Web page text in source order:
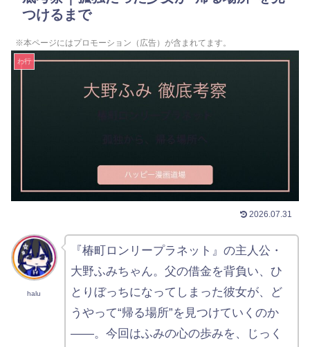
つけるまで
※本ページにはプロモーション（広告）が含まれてます。
わ行
2026.07.31
halu
『椿町ロンリープラネット』の主人公・
大野ふみちゃん。父の借金を背負い、ひ
とりぼっちになってしまった彼女が、ど
うやって“帰る場所”を見つけていくのか
——。今回はふみの心の歩みを、じっく